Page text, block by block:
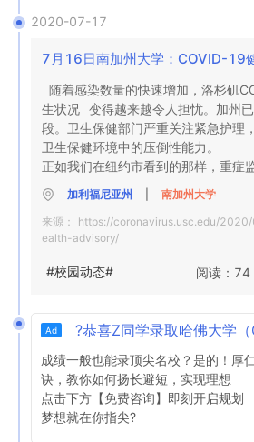
持，关心和帮助。在我们无法从加拿
和感谢。当我们得知他暴露在电晕下
常担心……我们感到如此失落和烦恼
提供隔离的酒店住宿，无限的进餐和
了他对住宿和食物的压力来自USC
们的儿子在照顾自己的大学学习。
衷心感谢您为儿子提供的特殊支持和
我们为通过这种大流行向所有南加州
到高兴和自豪。感谢您为维护我们社
供照料。
Sarah Van Orman，医学博士，
副教授，学生健康
部大学生健康学院
院长，家庭医学临床教授
COVID-19测试的文件。有关此
生健康网站上的Covid-19测试说明
正在进行的测试协议：  USC已做出
的所有成员都能适当且及时地获得测
对于出现与COVID-19一致的症状或
何现场员工或学生，都可以立即进行
根据公共卫生指南和病例的出现，将
作旨在尽早发现和控制案件和疫情。
邮件发送- 学生每天必须检查大学电
阳性的学生和隔离暴露于COVID-19
学生提供空间。
每个人都应遵循卫生提供者和洛杉矶
隔离和/或隔离，并提供接触者追踪小
疾病的传播。
目前仍在美国境外但想返回美国的在
所有其他文件，就有资格这样做。
建议学生此时回校园。请查看 下面
分。
已经在美国的新入学和转学学生  可
份，同时在2020年秋季学期在线完成
您尚未收到USC转移I-20 ，请通过
招生办公室I-20处理小组联系  。
（PPV）。学生不得在其SEVIS记录
PPV说明将 很快在OIS网站的  新学生
新学生，转校学生，离开请假（LOA
程。我们建议这些学生不要尝试以F-1
为由于洛杉矶县COVID-19案件增多
2020年秋季学期提供面对面的课程。
这些学生在2020年秋季学期有两种选
以非F-1学生的身份从国外开始学习
新生和转学生应发送电子邮件至USC
2020-07-17
7月16日南加州大学：COVID-19
随着感染数量的快速增加，洛杉矶
生状况  变得越来越令人担忧。加州
段。卫生保健部门严重关注紧急护理
卫生保健环境中的压倒性能力。
正如我们在纽约市看到的那样，重症
的短缺将对我们地区的整个医疗体系
到每个人获得救生护理的能力。 为了
经颁布了退房的规定。社区的依从性
月初所经历的更低的感染率。
在夏季，我们的本地和近端校园人口
得多。但是，我们看到，这一较小的
在过去的两周中，学生的考试阳性
些情况多数归因于私人住宅和集体聚
特别是在七月四日周末。
我们目前的  测试编号  （7月5日至7
健康中心（不包括USC的Keck
下：
加利福尼亚州
南加州大学
来源： https://coronavirus.usc.edu/
ealth-advisory/
#校园动态# 阅读：74
Ad ?恭喜Z同学录取哈佛大学
成绩一般也能录顶尖名校？是的！厚
诀，教你如何扬长避短，实现理想
点击下方【免费咨询】即刻开启规划
梦想就在你指尖?